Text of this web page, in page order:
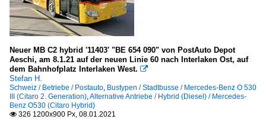
Neuer MB C2 hybrid '11403' "BE 654 090" von PostAuto Depot
Aeschi, am 8.1.21 auf der neuen Linie 60 nach Interlaken Ost, auf
dem Bahnhofplatz Interlaken West. 
Stefan H.
Schweiz / Betriebe / Postauto, Bustypen / Stadtbusse / Mercedes-Benz O 530
III (Citaro 2. Generation),Alternative Antriebe / Hybrid (Diesel) / Mercedes-
Benz O530 (Citaro Hybrid)
 326 1200x900 Px, 08.01.2021